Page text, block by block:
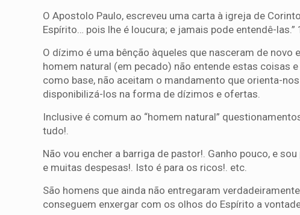
O Apostolo Paulo, escreveu uma carta à igreja de
Espírito… pois lhe é loucura; e jamais pode entendê-las.”
O dízimo é uma bênção àqueles que nasceram de
homem natural (em pecado) não entende estas coisas
como base, não aceitam o mandamento que orienta-
disponibilizá-los na forma de dízimos e ofertas.
Inclusive é comum ao “homem natural”
tudo!.
Não vou encher a barriga de pastor!. Ganho pouco, e
e muitas despesas!. Isto é para os ricos!. etc.
São homens que ainda não entregaram
conseguem enxergar com os olhos do Espírito a